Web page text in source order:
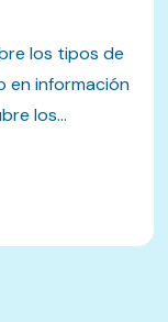
los tipos de
en información
los...